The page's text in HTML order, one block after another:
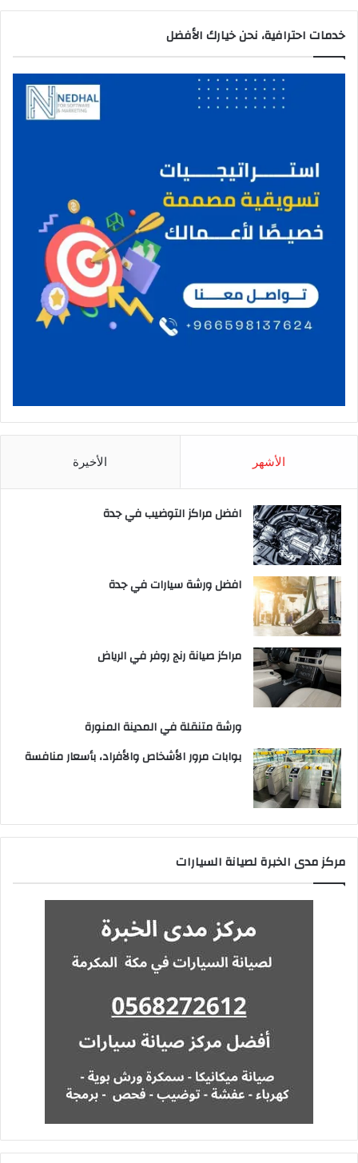
خدمات احترافية، نحن خيارك الأفضل
الأشهر الأخيرة
افضل مراكز التوضيب في جدة
افضل ورشة سيارات في جدة
مراكز صيانة رنج روفر في الرياض
ورشة متنقلة في المدينة المنورة
بوابات مرور الأشخاص والأفراد، بأسعار منافسة
مركز مدى الخبرة لصيانة السيارات